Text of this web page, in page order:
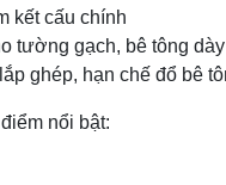
kết cấu chính
tường gạch, bê tông dày
ghép, hạn chế đổ bê
nổi bật: